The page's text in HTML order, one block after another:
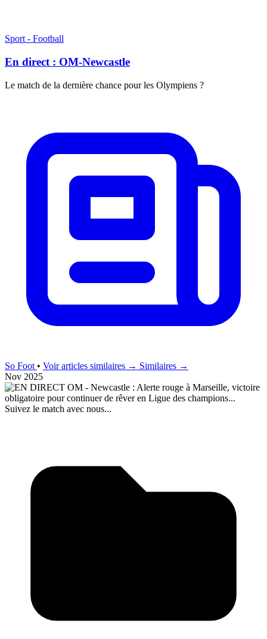
Sport - Football
En direct : OM-Newcastle
Le match de la dernière chance pour les Olympiens ?
So Foot • Voir articles similaires → Similaires →
Nov 2025